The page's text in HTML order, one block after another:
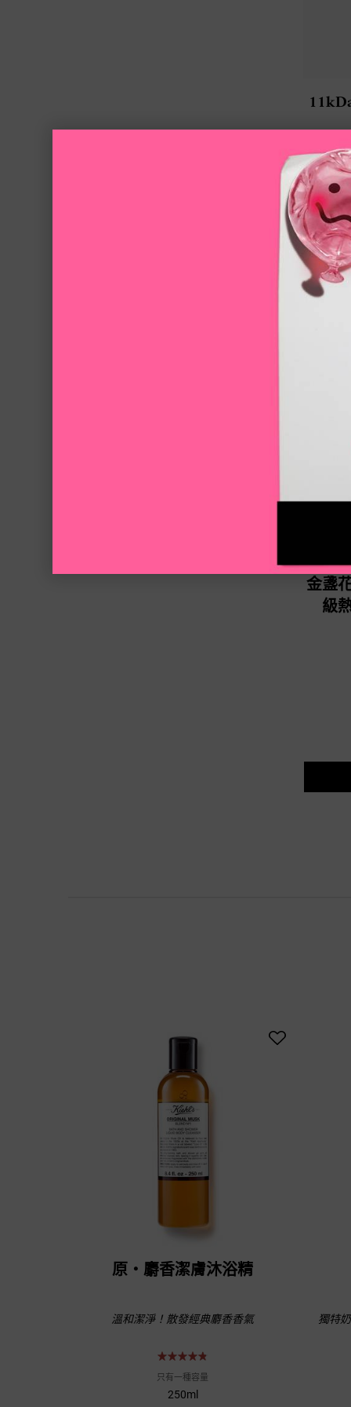
修護精
定，彈
透
請
金盞
級
原‧麝香潔膚沐浴精
溫和潔淨！散發經典麝香香氣
只有一種容量
250ml
獨特